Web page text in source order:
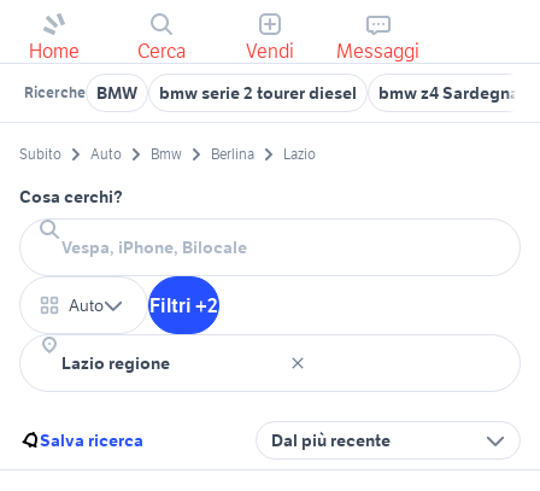
Home Cerca Vendi Messaggi
Ricerche BMW bmw serie 2 tourer diesel bmw z4 Sardegna
Subito Auto Bmw Berlina Lazio
Cosa cerchi?
Auto Filtri +2
Salva ricerca Dal più recente